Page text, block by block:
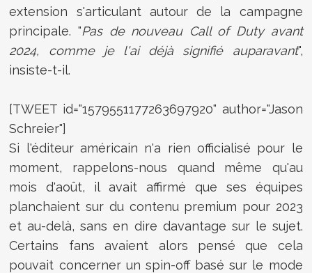
extension s'articulant autour de la campagne
principale. "Pas de nouveau Call of Duty avant
2024, comme je l'ai déjà signifié auparavant",
insiste-t-il.
[TWEET id="1579551177263697920" author="Jason
Schreier"]
Si l'éditeur américain n'a rien officialisé pour le
moment, rappelons-nous quand même qu'au
mois d'août, il avait affirmé que ses équipes
planchaient sur du contenu premium pour 2023
et au-delà, sans en dire davantage sur le sujet.
Certains fans avaient alors pensé que cela
pouvait concerner un spin-off basé sur le mode